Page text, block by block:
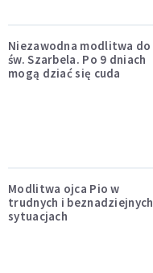
Niezawodna modlitwa do
św. Szarbela. Po 9 dniach
mogą dziać się cuda
Modlitwa ojca Pio w
trudnych i beznadziejnych
sytuacjach